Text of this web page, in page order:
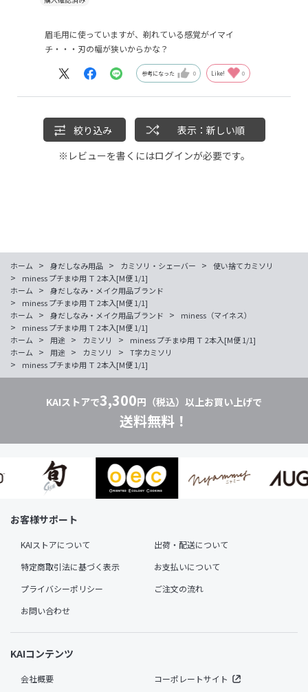
眉毛用に使っていますが、剃れている感覚がイマイ
チ・・・刃の幅が狭いからかな？
参考になった 0 Like! 0
絞り込み
表示：新しい順
※レビューを書くにはログインが必要です。
ホーム > 身だしなみ用品 > カミソリ・シェーバー > 使い捨てカミソリ
>
miness プチまゆ用 Ｔ 2本入[M便 1/1]
ホーム
> 身だしなみ・メイク用品ブランド
>
miness プチまゆ用 Ｔ 2本入[M便 1/1]
ホーム
> 身だしなみ・メイク用品ブランド > miness（マイネス）
>
miness プチまゆ用 Ｔ 2本入[M便 1/1]
ホーム
> 用途 > カミソリ >
miness プチまゆ用 Ｔ 2本入[M便 1/1]
ホーム
> 用途 > カミソリ > T字カミソリ
> miness プチまゆ用 Ｔ 2本入[M便 1/1]
KAIストアで3,300円（税込）以上お買い上げで
送料無料！
お客様サポート
KAIストアについて
出荷・配送について
特定商取引法に基づく表示
お支払いについて
プライバシーポリシー
ご注文の流れ
お問い合わせ
KAIコンテンツ
会社概要 コーポレートサイト